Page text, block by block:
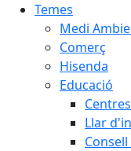
Temes
Medi
Comerç
Hisenda
Educació
Llar